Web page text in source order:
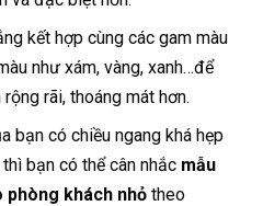
kết hợp cùng các gam màu
như xám, vàng, xanh…để
rãi, thoáng mát hơn.
bạn có chiều ngang khá hẹp
bạn có thể cân nhắc mẫu
khách nhỏ theo